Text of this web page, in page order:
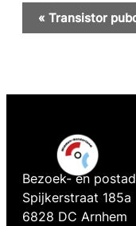
Evenement
Navigatie
« Transistor
Bezoek- en
Spijkerstraat 185a
6828 DC Arnhem